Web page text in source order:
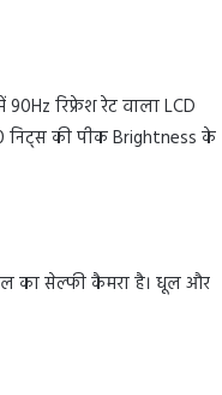
रिफ्रेश रेट वाला LCD
निट्स की पीक Brightness के
का सेल्फी कैमरा है। धूल और